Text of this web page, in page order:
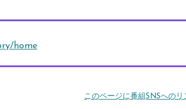
home
このページに番組SNSへの